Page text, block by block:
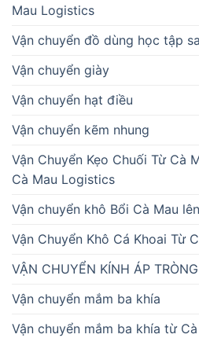
Mau Logistics
Vận chuyển đồ dùng học tập
Vận chuyển giày
Vận chuyển hạt điều
Vận chuyển kẽm nhung
Vận Chuyển Kẹo Chuối Từ Cà
Cà Mau Logistics
Vận chuyển khô Bổi Cà Mau
Vận Chuyển Khô Cá Khoai Từ
VẬN CHUYỂN KÍNH ÁP
Vận chuyển mắm ba khía
Vận chuyển mắm ba khía từ